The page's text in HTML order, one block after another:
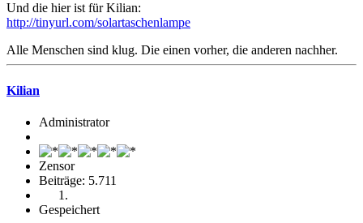
Und die hier ist für Kilian:
http://tinyurl.com/solartaschenlampe
Alle Menschen sind klug. Die einen vorher, die anderen nachher.
Kilian
Administrator
Zensor
Beiträge: 5.711
Gespeichert